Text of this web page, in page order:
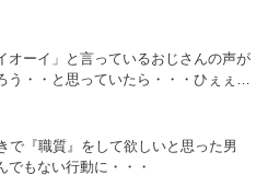
オーイ」と言っているおじさんの声が
う・・と思っていたら・・・ひぇぇ
で『職質』をして欲しいと思った男
もない行動に・・・